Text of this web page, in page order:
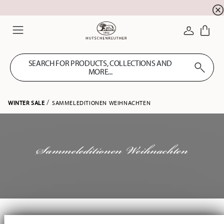
Summer SALE! Get EXTRA 5% OFF and
LOGIN
SEARCH FOR PRODUCTS, COLLECTIONS AND
MORE...
WINTER SALE SAMMELEDITIONEN WEIHNACHTEN
Sammeleditionen Weihnachten
Footer
Services